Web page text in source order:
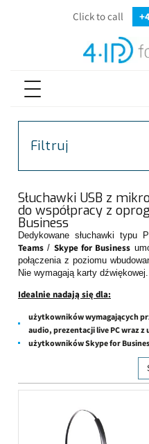
Click to call
Filtruj
Słuchawki USB z
do współpracy z
Business
Dedykowane słuchawki
Teams / Skype for Business
połączenia z poziomu
Nie wymagają karty dźwiękowej.
Idealnie nadają się dla:
użytkowników wymagających
audio, prezentacji live PC wraz
użytkowników Skype for